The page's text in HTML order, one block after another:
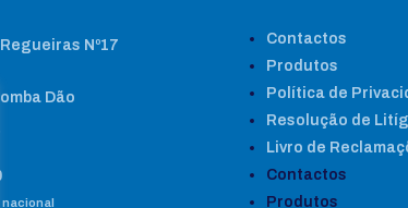
Nº17
Dão
nacional
Contactos
Produtos
Política de
Resolução de
Livro de
Contactos
Produtos